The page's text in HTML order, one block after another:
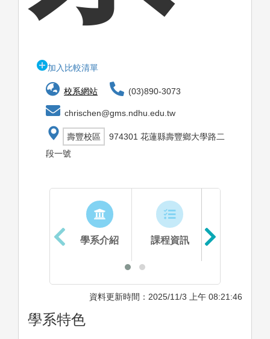
加入比較清單
校系網站 (03)890-3073
chrischen@gms.ndhu.edu.tw
壽豐校區
974301 花蓮縣壽豐鄉大學路二
段一號
學系介紹 課程資訊
資料更新時間：2025/11/3 上午 08:21:46
學系特色